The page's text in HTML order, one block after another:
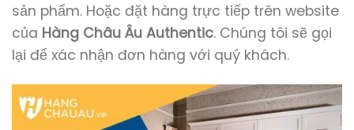
sản phẩm. Hoặc đặt hàng trực tiếp trên website
của Hàng Châu Âu Authentic. Chúng tôi sẽ gọi
lại để xác nhận đơn hàng với quý khách.